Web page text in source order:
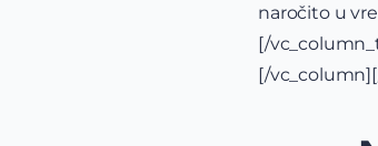
naročito u
[/
[/